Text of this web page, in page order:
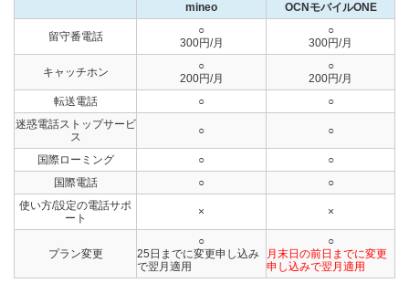
mineo OCNモバイルONE
留守番電話
○
300円/月
○
300円/月
キャッチホン
○
200円/月
○
200円/月
転送電話
○
○
迷惑電話ストップサービ
ス
○ ○
国際ローミング ○
○
国際電話
○
○
使い方/設定の電話サポ
ート
× ×
プラン変更
○
25日までに変更申し込み
で翌月適用
○
月末日の前日までに変更
申し込みで翌月適用